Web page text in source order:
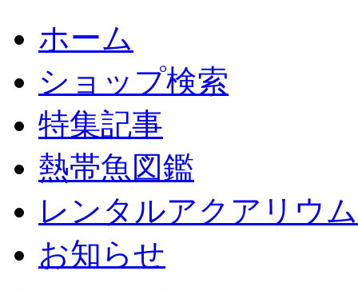
ホーム
ショップ検索
特集記事
熱帯魚図鑑
レンタルアクアリウム
お知らせ